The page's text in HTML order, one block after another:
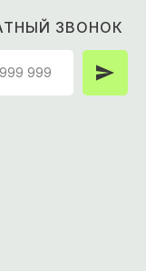
ЗВОНОК